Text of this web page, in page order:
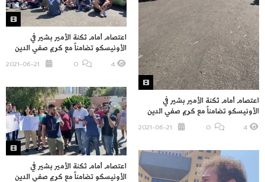
اعتصام أمام ثكنة الأمير بشير في
الأونيسكو تضامناً مع كريم صفي الدين
4
O
اعتصام أمام ثكنة الأمير بشير في
الأونيسكو تضامناً مع كريم صفي الدين
4
O
اعتصام أمام ثكنة الأمير بشير في
الأونيسكو تضامناً مع كريم صفي الدين